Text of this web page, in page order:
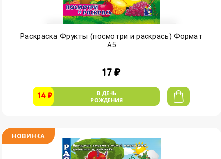
Раскраска Фрукты (посмотри и раскрась) Формат
А5
17 ₽
14 ₽
В ДЕНЬ
РОЖДЕНИЯ
НОВИНКА